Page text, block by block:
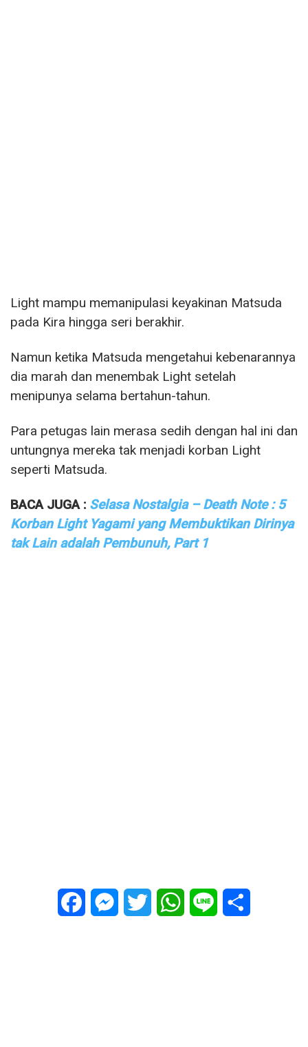
Light mampu memanipulasi keyakinan Matsuda
pada Kira hingga seri berakhir.
Namun ketika Matsuda mengetahui kebenarannya
dia marah dan menembak Light setelah
menipunya selama bertahun-tahun.
Para petugas lain merasa sedih dengan hal ini dan
untungnya mereka tak menjadi korban Light
seperti Matsuda.
BACA JUGA : Selasa Nostalgia – Death Note : 5
Korban Light Yagami yang Membuktikan Dirinya
tak Lain adalah Pembunuh, Part 1
FacebookMessenger
Twitter WhatsApp
Line